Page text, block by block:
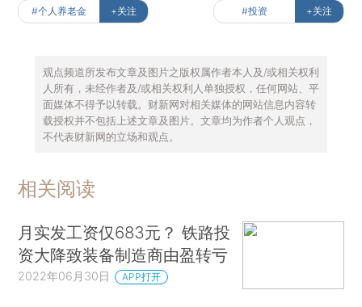
#个人养老金 +关注 #投资 +关注
观点频道所发布文章及图片之版权属作者本人及/或相关权利
人所有，未经作者及/或相关权利人单独授权，任何网站、平
面媒体不得予以转载。财新网对相关媒体的网站信息内容转
载授权并不包括上述文章及图片。文章均为作者个人观点，
不代表财新网的立场和观点。
相关阅读
月实发工资仅683元？ 铁路投
资大降致装备制造商由盈转亏
2022年06月30日 APP打开